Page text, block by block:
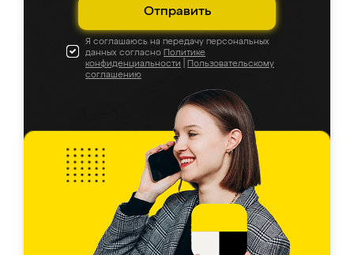
Отправить
Я соглашаюсь на передачу персональных
данных согласно Политике
конфиденциальности
Пользовательскому
соглашению